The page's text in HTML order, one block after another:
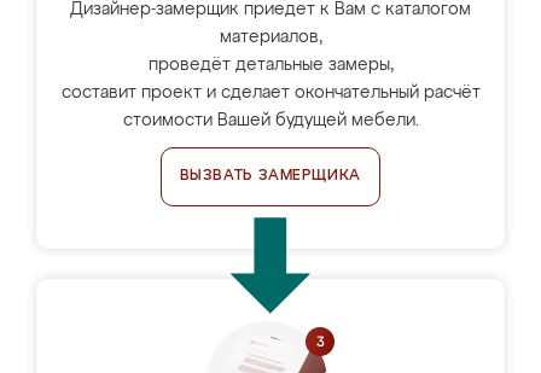
Дизайнер-замерщик приедет к Вам с каталогом
материалов,
проведёт детальные замеры,
составит проект и сделает окончательный расчёт
стоимости Вашей будущей мебели.
ВЫЗВАТЬ ЗАМЕРЩИКА